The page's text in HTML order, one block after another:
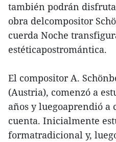
también podrán
obra delcompositor
cuerda Noche
estéticapostromántica.
El compositor A.
(Austria), comenzó a
años y luegoaprendió a
cuenta. Inicialmente
formatradicional y,